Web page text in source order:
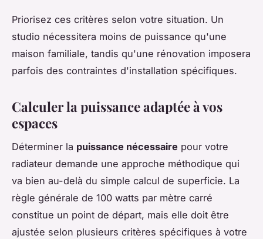
Priorisez ces critères selon votre situation. Un
studio nécessitera moins de puissance qu'une
maison familiale, tandis qu'une rénovation imposera
parfois des contraintes d'installation spécifiques.
Calculer la puissance adaptée à vos
espaces
Déterminer la puissance nécessaire pour votre
radiateur demande une approche méthodique qui
va bien au-delà du simple calcul de superficie. La
règle générale de 100 watts par mètre carré
constitue un point de départ, mais elle doit être
ajustée selon plusieurs critères spécifiques à votre